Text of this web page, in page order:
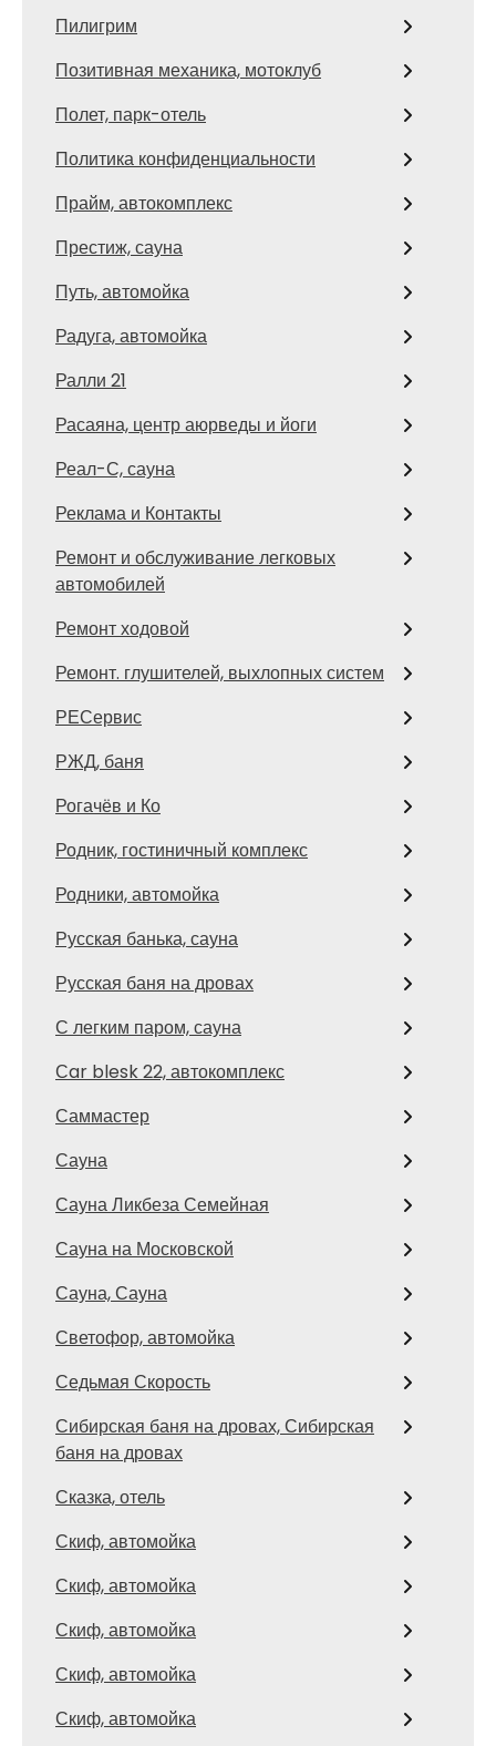
Пилигрим
Позитивная механика, мотоклуб
Полет, парк-отель
Политика конфиденциальности
Прайм, автокомплекс
Престиж, сауна
Путь, автомойка
Радуга, автомойка
Ралли 21
Расаяна, центр аюрведы и йоги
Реал-С, сауна
Реклама и Контакты
Ремонт и обслуживание легковых
автомобилей
Ремонт ходовой
Ремонт. глушителей, выхлопных систем
РЕСервис
РЖД, баня
Рогачёв и Ко
Родник, гостиничный комплекс
Родники, автомойка
Русская банька, сауна
Русская баня на дровах
С легким паром, сауна
Сar blesk 22, автокомплекс
Саммастер
Сауна
Сауна Ликбеза Семейная
Сауна на Московской
Сауна, Сауна
Светофор, автомойка
Седьмая Скорость
Сибирская баня на дровах, Сибирская
баня на дровах
Сказка, отель
Скиф, автомойка
Скиф, автомойка
Скиф, автомойка
Скиф, автомойка
Скиф, автомойка